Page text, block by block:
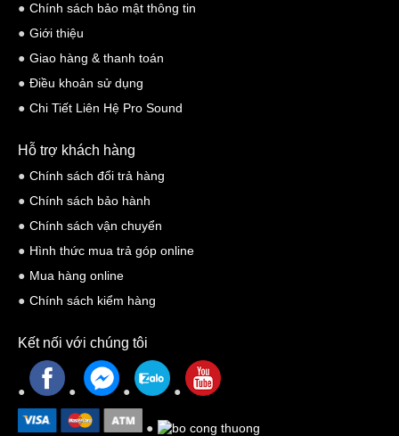
Âm thanh đầu ra tạo một cách trung thực, các bài hát được
lắng đến âm cao chói chang, giúp bạn cảm nhận được trọn
vẹn từng nốt nhạc và lời ca mượt mà.
Công suất hoạt động loa cao cấp ấn tượng:
Chính sách bảo mật thông tin
Giới thiệu
Giao hàng & thanh toán
Điều khoản sử dụng
Chi Tiết Liên Hệ Pro Sound
Hỗ trợ khách hàng
Chính sách đổi trả hàng
Chính sách bảo hành
Chính sách vận chuyển
Hình thức mua trả góp online
Mua hàng online
Chính sách kiểm hàng
Kết nối với chúng tôi